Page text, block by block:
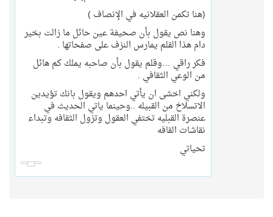
(هنا تكمن العقلانيه في الإنصاف )
وهنا نص يقول بأن صحيفة عين حائل ما زالت بخير
دام هذا القلم يمارس النزف على صفحاتها .
فكر راقي …وقلم يقول بأن صاحبه يملك كم هائل
من الوعي الثقافي .
ولكني اخشى ان يأتي احدهم ويقول بانك تؤيدين
الاتسلاخ من القبيله ..وحينما ياتي الحديث في
عنصرة القبليه تختفي العقول وتزول الثقافه وتبداء
نقاشات القافه
تحياتي